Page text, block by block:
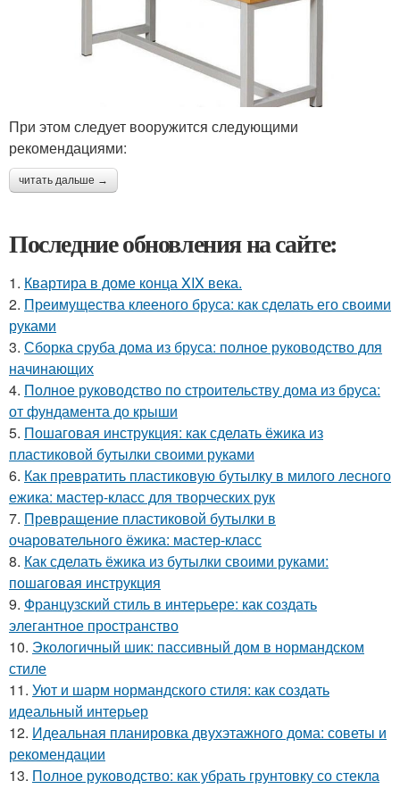
При этом следует вооружится следующими
рекомендациями:
читать дальше →
Последние обновления на сайте:
1. Квартира в доме конца XIX века.
2. Преимущества клееного бруса: как сделать его своими
руками
3. Сборка сруба дома из бруса: полное руководство для
начинающих
4. Полное руководство по строительству дома из бруса:
от фундамента до крыши
5. Пошаговая инструкция: как сделать ёжика из
пластиковой бутылки своими руками
6. Как превратить пластиковую бутылку в милого лесного
ежика: мастер-класс для творческих рук
7. Превращение пластиковой бутылки в
очаровательного ёжика: мастер-класс
8. Как сделать ёжика из бутылки своими руками:
пошаговая инструкция
9. Французский стиль в интерьере: как создать
элегантное пространство
10. Экологичный шик: пассивный дом в нормандском
стиле
11. Уют и шарм нормандского стиля: как создать
идеальный интерьер
12. Идеальная планировка двухэтажного дома: советы и
рекомендации
13. Полное руководство: как убрать грунтовку со стекла